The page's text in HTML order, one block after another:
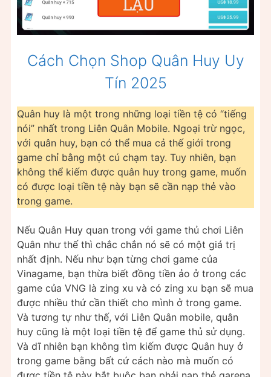
Cách Chọn Shop Quân Huy Uy
Tín 2025
Quân huy là một trong những loại tiền tệ có “tiếng
nói” nhất trong Liên Quân Mobile. Ngoại trừ ngọc,
với quân huy, bạn có thể mua cả thế giới trong
game chỉ bằng một cú chạm tay. Tuy nhiên, bạn
không thể kiếm được quân huy trong game, muốn
có được loại tiền tệ này bạn sẽ cần nạp thẻ vào
trong game.
Nếu Quân Huy quan trong với game thủ chơi Liên
Quân như thế thì chắc chắn nó sẽ có một giá trị
nhất định. Nếu như bạn từng chơi game của
Vinagame, bạn thừa biết đồng tiền ảo ở trong các
game của VNG là zing xu và có zing xu bạn sẽ mua
được nhiều thứ cần thiết cho mình ở trong game.
Và tương tự như thế, với Liên Quân mobile, quân
huy cũng là một loại tiền tệ để game thủ sử dụng.
Và dĩ nhiên bạn không tìm kiếm được Quân huy ở
trong game bằng bất cứ cách nào mà muốn có